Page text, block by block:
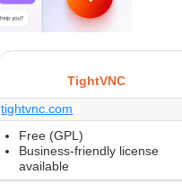
TightVNC
tightvnc.com
Free (GPL)
Business-friendly license
available